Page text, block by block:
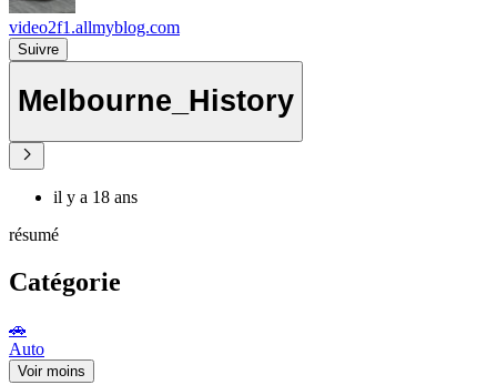
video2f1.allmyblog.com
Suivre
Melbourne_History
il y a 18 ans
résumé
Catégorie
🚗
Auto
Voir moins